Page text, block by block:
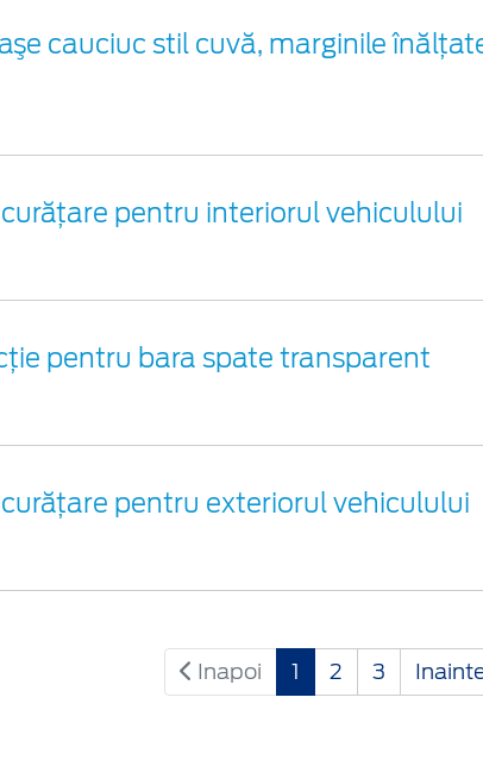
cauciuc stil cuvă, marginile
pentru interiorul vehiculului
pentru bara spate transparent
pentru exteriorul vehiculului
Inapoi 1 2 3